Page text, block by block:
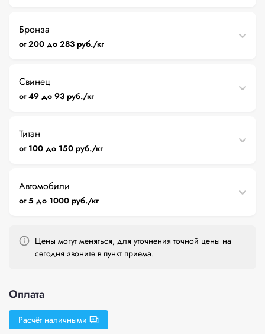
Бронза
от 200 до 283 руб./кг
Свинец
от 49 до 93 руб./кг
Титан
от 100 до 150 руб./кг
Автомобили
от 5 до 1000 руб./кг
Цены могут меняться, для уточнения точной цены на
сегодня звоните в пункт приема.
Оплата
Расчёт наличными